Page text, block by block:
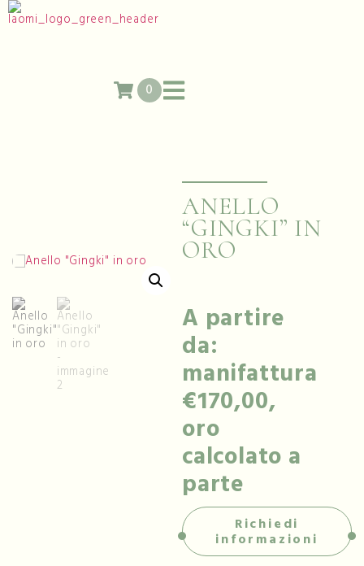
0
ANELLO
“GINGKI” IN
ORO
A partire
da:
manifattura
€170,00,
oro
calcolato a
parte
Richiedi
informazioni